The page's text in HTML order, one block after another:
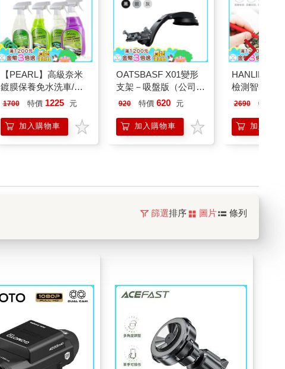
【PEARL】高級奈米
鍍膜保養免水洗車/美
容液系列任選2瓶
細纖維3條)
1700 特價 1225 元
加入購物車
OATSBASF X01變形
支架－吸盤版（公司
貨）
920 特價 620 元
加入購物車
HANLIN－
檢測智能萬
2690 特價
加入購物
篩選排序 圖片 條列